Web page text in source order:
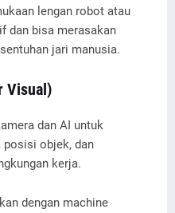
lengan robot atau
dan bisa merasakan
jari manusia.
Visual)
dan AI untuk
posisi objek, dan
kerja.
dengan machine